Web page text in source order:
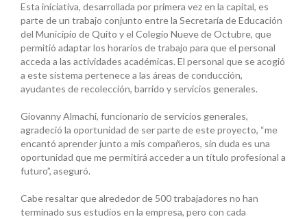
Esta iniciativa, desarrollada por primera vez en la capital, es
parte de un trabajo conjunto entre la Secretaría de Educación
del Municipio de Quito y el Colegio Nueve de Octubre, que
permitió adaptar los horarios de trabajo para que el personal
acceda a las actividades académicas. El personal que se acogió
a este sistema pertenece a las áreas de conducción,
ayudantes de recolección, barrido y servicios generales.
Giovanny Almachi, funcionario de servicios generales,
agradeció la oportunidad de ser parte de este proyecto, “me
encantó aprender junto a mis compañeros, sin duda es una
oportunidad que me permitirá acceder a un título profesional a
futuro”, aseguró.
Cabe resaltar que alrededor de 500 trabajadores no han
terminado sus estudios en la empresa, pero con cada